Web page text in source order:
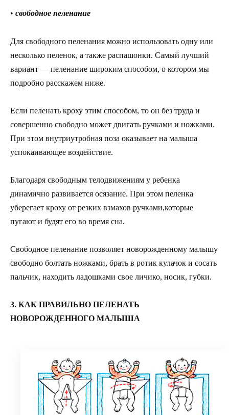
• свободное пеленание
Для свободного пеленания можно использовать одну или
несколько пеленок, а также распашонки. Самый лучший
вариант — пеленание широким способом, о котором мы
подробно расскажем ниже.
Если пеленать кроху этим способом, то он без труда и
совершенно свободно может двигать ручками и ножками.
При этом внутриутробная поза оказывает на малыша
успокаивающее воздействие.
Благодаря свободным телодвижениям у ребенка
динамично развивается осязание. При этом пеленка
уберегает кроху от резких взмахов ручками,которые
пугают и будят его во время сна.
Свободное пеленание позволяет новорожденному малышу
свободно болтать ножками, брать в ротик кулачок и сосать
пальчик, находить ладошками свое личико, носик, губки.
3. КАК ПРАВИЛЬНО ПЕЛЕНАТЬ
НОВОРОЖДЕННОГО МАЛЫША